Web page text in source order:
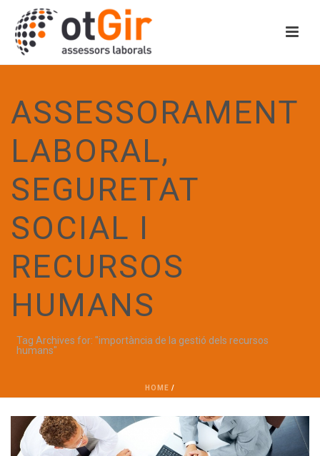
ASSESSORAMENT
LABORAL,
SEGURETAT
SOCIAL I
RECURSOS
HUMANS
Tag Archives for: "importància de la gestió dels recursos
humans"
HOME /